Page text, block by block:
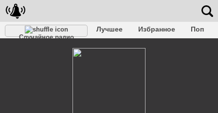
Случайное радио
Лучшее Избранное
Поп
Рэп